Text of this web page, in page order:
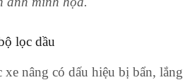
lọc dầu
nâng có dấu hiệu bị bẩn, lắng